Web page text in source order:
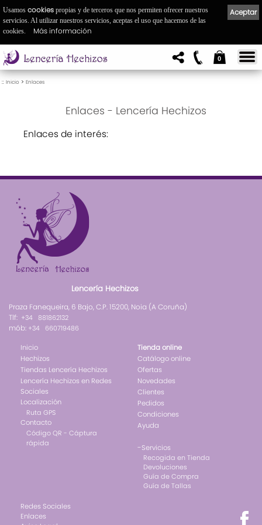
0
:: Inicio > Enlaces
Enlaces - Lencería Hechizos
Enlaces de interés:
Lencería Hechizos
Praza Fanequeira, 6 Bajo, C.P. 15200, Noia (A Coruña)
Tlf: +34 881862132
mób: +34 660719486
Inicio
Hechizos
Tiendas Lencería Hechizos
Lencería Hechizos en Redes
Sociales
Localización
Ruta GPS
Contacto
Código QR - Cáptura
rápida
Tienda online
Catálogo online
Ofertas
Novedades
Clientes
Pedidos
Condiciones
Ayuda
-Servicios
Recogida en Tienda
Devoluciones
Guía de Compra
Guía de Tallas
Redes Sociales
Enlaces
Aceptar
Usamos cookies propias y de terceros que nos permiten ofrecer nuestros
servicios. Al utilizar nuestros servicios, aceptas el uso que hacemos de las
cookies.
Más información